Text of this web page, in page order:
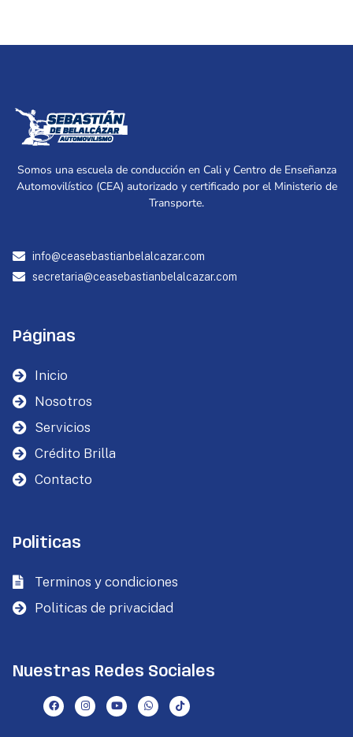
Somos una escuela de conducción en Cali y Centro de Enseñanza
Automovilístico (CEA) autorizado y certificado por el Ministerio de
Transporte.
info@ceasebastianbelalcazar.com
secretaria@ceasebastianbelalcazar.com
Páginas
Inicio
Nosotros
Servicios
Crédito Brilla
Contacto
Politicas
Terminos y condiciones
Politicas de privacidad
Nuestras Redes Sociales